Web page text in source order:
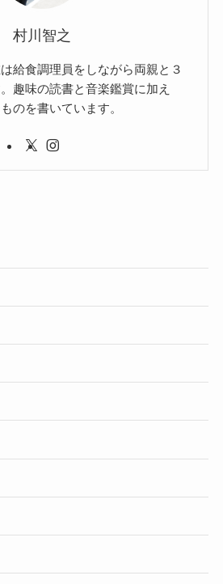
村川智之
給食調理員をしながら両親と３
趣味の読書と音楽鑑賞に加え
のを書いています。